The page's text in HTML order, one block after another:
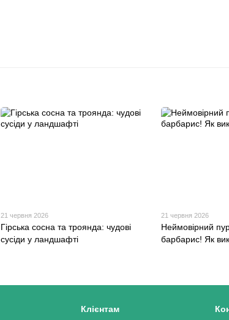
21 червня 2026
Гірська сосна та троянда: чудові
сусіди у ландшафті
21 червня 2026
Неймовірний
барбарис! Як
Клієнтам